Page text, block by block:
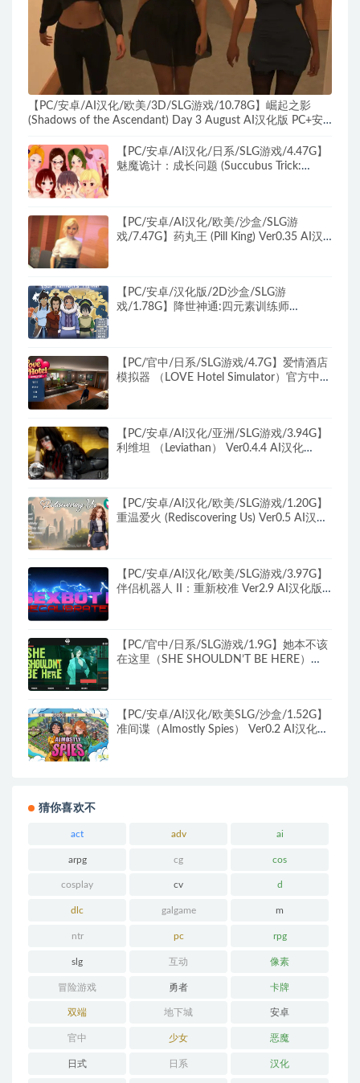
【PC/安卓/AI汉化/欧美/3D/SLG游戏/10.78G】崛起之影
(Shadows of the Ascendant) Day 3 August AI汉化版 PC+安
【PC/安卓/AI汉化/日系/SLG游戏/4.47G】
魅魔诡计：成长问题 (Succubus Trick:
【PC/安卓/AI汉化/欧美/沙盒/SLG游
戏/7.47G】药丸王 (Pill King) Ver0.35 AI汉
【PC/安卓/汉化版/2D沙盒/SLG游
戏/1.78G】降世神通:四元素训练师
【PC/官中/日系/SLG游戏/4.7G】爱情酒店
模拟器 （LOVE Hotel Simulator）官方中文
【PC/安卓/AI汉化/亚洲/SLG游戏/3.94G】
利维坦 （Leviathan） Ver0.4.4 AI汉化
【PC/安卓/AI汉化/欧美/SLG游戏/1.20G】
重温爱火 (Rediscovering Us) Ver0.5 AI汉化
【PC/安卓/AI汉化/欧美/SLG游戏/3.97G】
伴侣机器人 II：重新校准 Ver2.9 AI汉化版
【PC/官中/日系/SLG游戏/1.9G】她本不该
在这里（SHE SHOULDN’T BE HERE）
【PC/安卓/AI汉化/欧美SLG/沙盒/1.52G】
准间谍（Almostly Spies） Ver0.2 AI汉化版
猜你喜欢不
act adv ai
arpg cg cos
cosplay cv d
dlc galgame m
ntr pc rpg
slg 互动 像素
冒险游戏 勇者 卡牌
双端 地下城 安卓
官中 少女 恶魔
日式 日系 汉化